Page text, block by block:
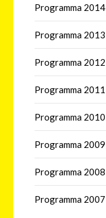
Programma 2014
Programma 2013
Programma 2012
Programma 2011
Programma 2010
Programma 2009
Programma 2008
Programma 2007